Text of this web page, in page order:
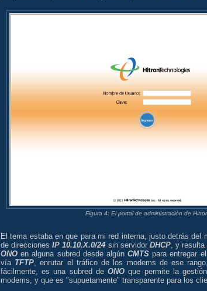
Figura 4: El portal de administración de
El tema estaba en que para mi red interna, justo detrás del
de direccionesIP 10.10.X.0/24 sin servidor DHCP, y resulta
ONO en alguna subred desde algún CMTS para entregar
vía TFTP , enrutar el tráfico de los modems de ese
fácilmente, es una subred deONO que permite la
modems, y que es "supuetamente" transparente para los